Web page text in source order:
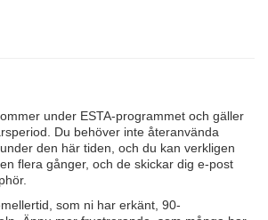
under ESTA-programmet och gäller
Du behöver inte återanvända
den här tiden, och du kan verkligen
flera gånger, och de skickar dig e-post
som ni har erkänt, 90-